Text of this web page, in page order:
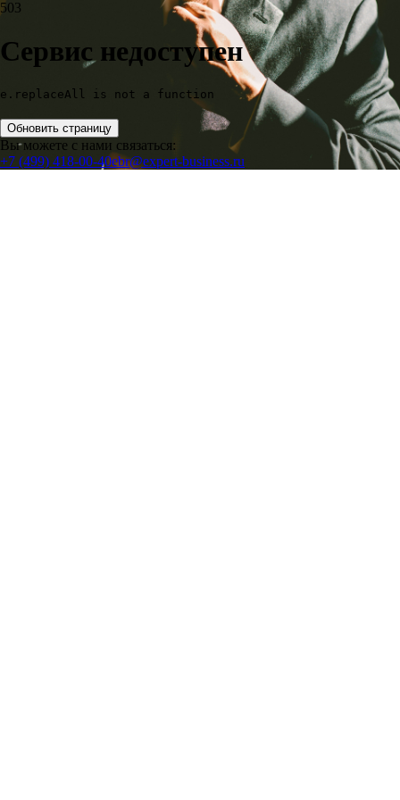
503
Сервис недоступен
e.replaceAll is not a function
Обновить страницу
Вы можете с нами связаться:
+7 (499) 418-00-40ebr@expert-business.ru